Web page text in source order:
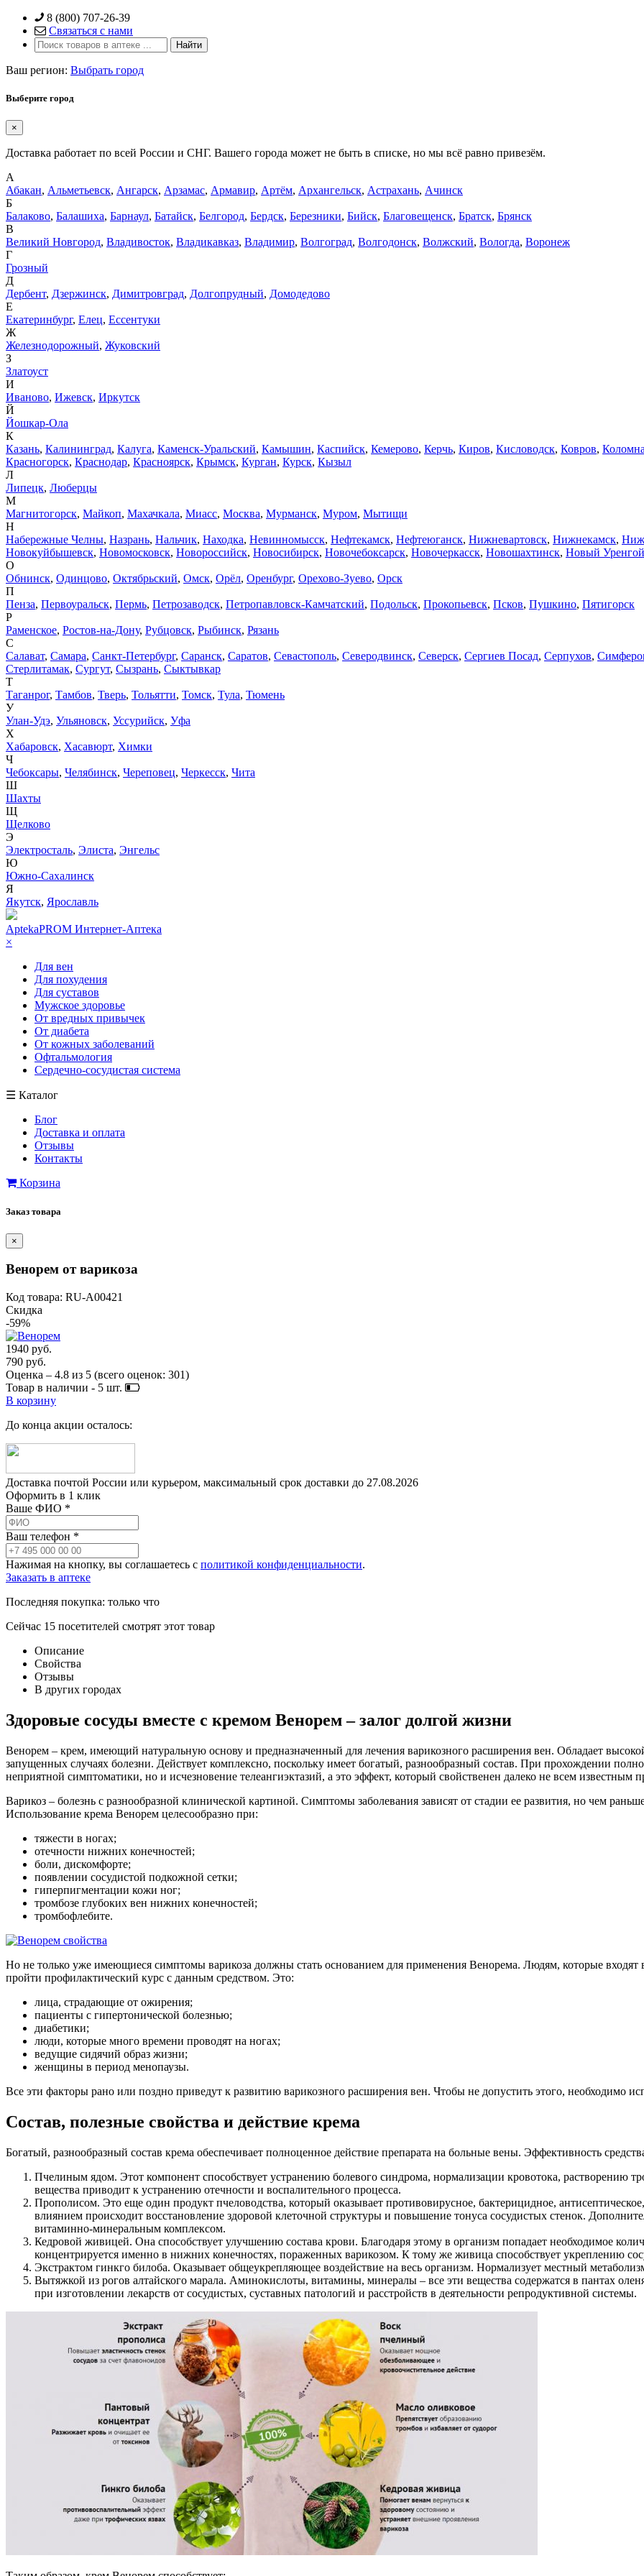
Skip
content
8 (800) 707-26-39
Связаться с нами
Ваш регион: Выбрать город
Выберите город
×
Доставка работает по всей России и СНГ. Вашего города может не быть в списке, но мы всё равно привезём.
А
Абакан, Альметьевск, Ангарск, Арзамас, Армавир, Артём, Архангельск, Астрахань, Ачинск
Б
Балаково, Балашиха, Барнаул, Батайск, Белгород, Бердск, Березники, Бийск, Благовещенск, Братск, Брянск
В
Великий Новгород, Владивосток, Владикавказ, Владимир, Волгоград, Волгодонск, Волжский, Вологда, Воронеж
Г
Грозный
Д
Дербент, Дзержинск, Димитровград, Долгопрудный, Домодедово
Е
Екатеринбург, Елец, Ессентуки
Ж
Железнодорожный, Жуковский
З
Златоуст
И
Иваново, Ижевск, Иркутск
Й
Йошкар-Ола
К
Казань, Калининград, Калуга, Каменск-Уральский, Камышин, Каспийск, Кемерово, Керчь, Киров, Кисловодск, Ковров, Коломна
Красногорск, Краснодар, Красноярск, Крымск, Курган, Курск, Кызыл
Л
Липецк, Люберцы
М
Магнитогорск, Майкоп, Махачкала, Миасс, Москва, Мурманск, Муром, Мытищи
Н
Набережные Челны, Назрань, Нальчик, Находка, Невинномысск, Нефтекамск, Нефтеюганск, Нижневартовск, Нижнекамск,
Новокуйбышевск, Новомосковск, Новороссийск, Новосибирск, Новочебоксарск, Новочеркасск, Новошахтинск, Новый Уренгой
О
Обнинск, Одинцово, Октябрьский, Омск, Орёл, Оренбург, Орехово-Зуево, Орск
П
Пенза, Первоуральск, Пермь, Петрозаводск, Петропавловск-Камчатский, Подольск, Прокопьевск, Псков, Пушкино, Пятигорск
Р
Раменское, Ростов-на-Дону, Рубцовск, Рыбинск, Рязань
С
Салават, Самара, Санкт-Петербург, Саранск, Саратов, Севастополь, Северодвинск, Северск, Сергиев Посад, Серпухов,
Стерлитамак, Сургут, Сызрань, Сыктывкар
Т
Таганрог, Тамбов, Тверь, Тольятти, Томск, Тула, Тюмень
У
Улан-Удэ, Ульяновск, Уссурийск, Уфа
Х
Хабаровск, Хасавюрт, Химки
Ч
Чебоксары, Челябинск, Череповец, Черкесск, Чита
Ш
Шахты
Щ
Щелково
Э
Электросталь, Элиста, Энгельс
Ю
Южно-Сахалинск
Я
Якутск, Ярославль
AptekaPROM Интернет-Аптека
×
Для вен
Для похудения
Для суставов
Мужское здоровье
От вредных привычек
От диабета
От кожных заболеваний
Офтальмология
Сердечно-сосудистая система
☰ Каталог
Блог
Доставка и оплата
Отзывы
Контакты
Корзина
Заказ товара
×
Венорем от варикоза
Код товара: RU-A00421
Скидка
-59%
1940 руб.
790 руб.
Оценка – 4.8 из 5 (всего оценок: 301)
Товар в наличии - 5 шт.
В корзину
До конца акции осталось:
Доставка почтой России или курьером, максимальный срок доставки до 27.08.2026
Оформить в 1 клик
Ваше ФИО *
Ваш телефон *
Нажимая на кнопку, вы соглашаетесь с политикой конфиденциальности.
Заказать в аптеке
Последняя покупка: только что
Сейчас 15 посетителей смотрят этот товар
Описание
Свойства
Отзывы
В других городах
Здоровые сосуды вместе с кремом Венорем – залог долгой жизни
Венорем – крем, имеющий натуральную основу и предназначенный для лечения варикозного расширения вен. Обладает
запущенных случаях болезни. Действует комплексно, поскольку имеет богатый, разнообразный состав. При прохождении
неприятной симптоматики, но и исчезновение телеангиэктазий, а это эффект, который свойственен далеко не всем известным
Варикоз – болезнь с разнообразной клинической картиной. Симптомы заболевания зависят от стадии ее развития, но чем
Использование крема Венорем целесообразно при:
тяжести в ногах;
отечности нижних конечностей;
боли, дискомфорте;
появлении сосудистой подкожной сетки;
гиперпигментации кожи ног;
тромбозе глубоких вен нижних конечностей;
тромбофлебите.
Но не только уже имеющиеся симптомы варикоза должны стать основанием для применения Венорема. Людям, которые входят
пройти профилактический курс с данным средством. Это:
лица, страдающие от ожирения;
пациенты с гипертонической болезнью;
диабетики;
люди, которые много времени проводят на ногах;
ведущие сидячий образ жизни;
женщины в период менопаузы.
Все эти факторы рано или поздно приведут к развитию варикозного расширения вен. Чтобы не допустить этого, необходимо
Состав, полезные свойства и действие крема
Богатый, разнообразный состав крема обеспечивает полноценное действие препарата на больные вены. Эффективность
Пчелиным ядом. Этот компонент способствует устранению болевого синдрома, нормализации кровотока, растворению
вещества приводит к устранению отечности и воспалительного процесса.
Прополисом. Это еще один продукт пчеловодства, который оказывает противовирусное, бактерицидное,
влиянием происходит восстановление здоровой клеточной структуры и повышение тонуса сосудистых стенок.
витаминно-минеральным комплексом.
Кедровой живицей. Она способствует улучшению состава крови. Благодаря этому в организм попадает необходимое
концентрируется именно в нижних конечностях, пораженных варикозом. К тому же живица способствует укреплению
Экстрактом гинкго билоба. Оказывает общеукрепляющее воздействие на весь организм. Нормализует местный
Вытяжкой из рогов алтайского марала. Аминокислоты, витамины, минералы – все эти вещества содержатся в пантах
при изготовлении лекарств от сосудистых, суставных патологий и расстройств в деятельности репродуктивной системы.